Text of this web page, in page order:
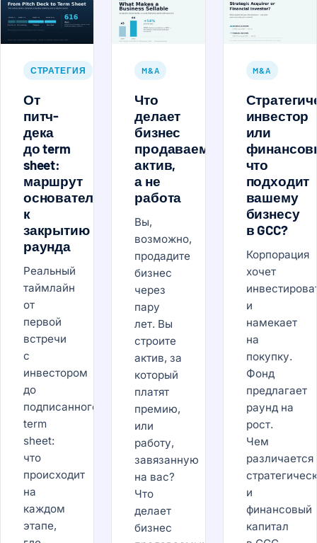
СТРАТЕГИЯ
От
питч-
дека
до term
sheet:
маршрут
основателя
к
закрытию
раунда
Реальный
таймлайн
от
первой
встречи
с
инвестором
до
подписанного
term
sheet:
что
происходит
на
каждом
этапе,
M&A
Что
делает
бизнес
продаваемым:
актив,
а не
работа
Вы,
возможно,
продадите
бизнес
через
пару
лет. Вы
строите
актив, за
который
платят
премию,
или
работу,
завязанную
на вас?
Что
делает
бизнес
M&A
инвестор
или
что
подходит
вашему
бизнесу
в GCC?
Корпорация
хочет
и
намекает
на
покупку.
Фонд
предлагает
раунд на
рост.
Чем
различается
и
финансовый
капитал